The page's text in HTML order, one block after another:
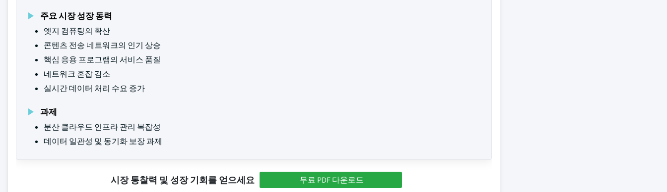
주요 시장 성장 동력
엣지 컴퓨팅의 확산
콘텐츠 전송 네트워크의 인기 상승
핵심 응용 프로그램의 서비스 품질
네트워크 혼잡 감소
실시간 데이터 처리 수요 증가
과제
분산 클라우드 인프라 관리 복잡성
데이터 일관성 및 동기화 보장 과제
시장 통찰력 및 성장 기회를 얻으세요 무료 PDF 다운로드